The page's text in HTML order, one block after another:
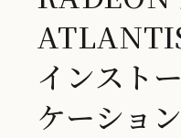
インスト
ケーショ